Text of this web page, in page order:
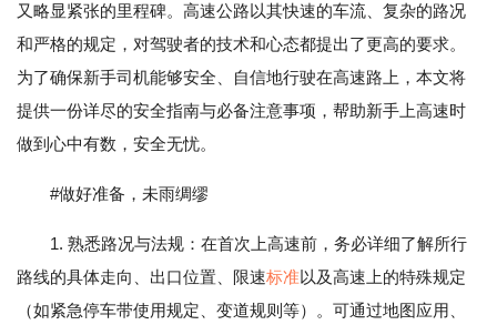
又略显紧张的里程碑。高速公路以其快速的车流、复杂的路况
和严格的规定，对驾驶者的技术和心态都提出了更高的要求。
为了确保新手司机能够安全、自信地行驶在高速路上，本文将
提供一份详尽的安全指南与必备注意事项，帮助新手上高速时
做到心中有数，安全无忧。
#做好准备，未雨绸缪
1. 熟悉路况与法规：在首次上高速前，务必详细了解所行
路线的具体走向、出口位置、限速标准以及高速上的特殊规定
（如紧急停车带使用规定、变道规则等）。可通过地图应用、